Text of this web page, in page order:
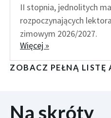
II stopnia, jednolitych
rozpoczynających
zimowym 2026/2027.
Więcej »
ZOBACZ PEŁNĄ LISTĘ
Na skróty